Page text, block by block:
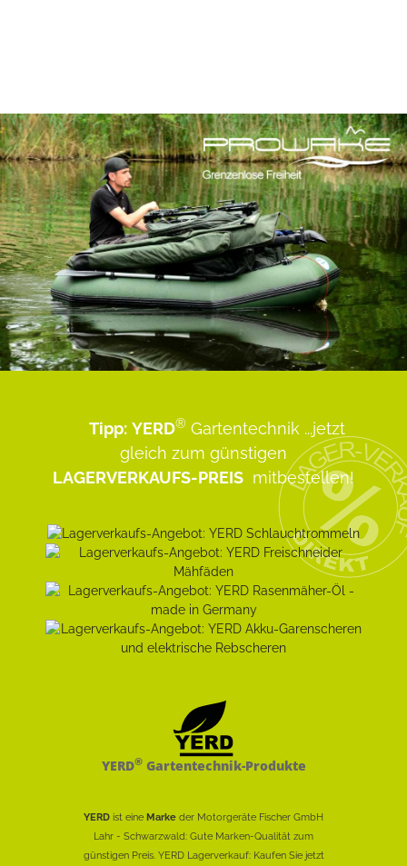
Tipp: YERD® Gartentechnik ...jetzt
gleich zum günstigen
LAGERVERKAUFS-PREIS mitbestellen!
YERD®Gartentechnik-Produkte
YERD ist eine Marke der Motorgeräte Fischer GmbH
Lahr - Schwarzwald: Gute Marken-Qualität zum
günstigen Preis. YERD Lagerverkauf: Kaufen Sie jetzt